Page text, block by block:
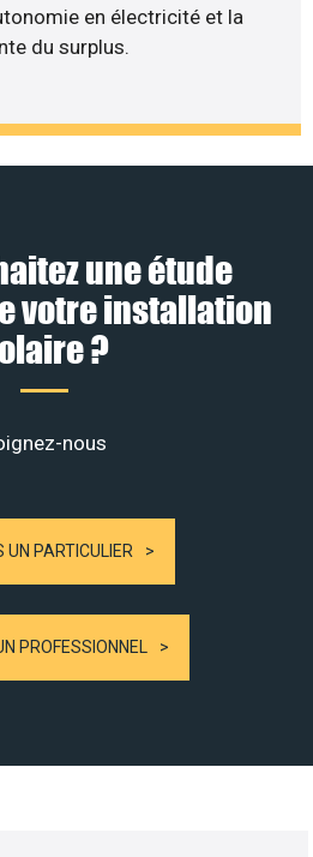
en électricité et la
du surplus.
une étude
votre installation
?
nous
UN PARTICULIER
PROFESSIONNEL